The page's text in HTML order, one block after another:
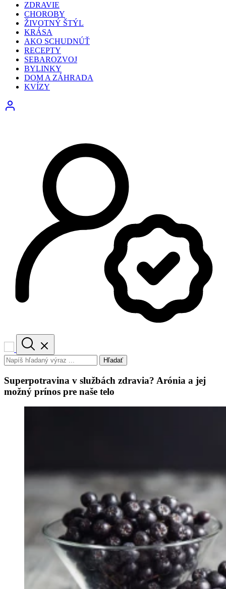
ZDRAVIE
CHOROBY
ŽIVOTNÝ ŠTÝL
KRÁSA
AKO SCHUDNÚŤ
RECEPTY
SEBAROZVOJ
BYLINKY
DOM A ZÁHRADA
KVÍZY
Hľadať
Superpotravina v službách zdravia? Arónia a jej
možný prínos pre naše telo